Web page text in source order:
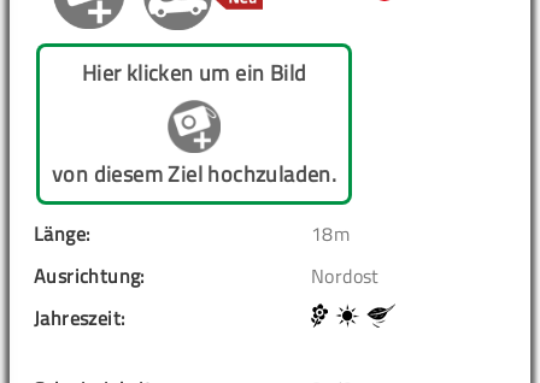
Hier klicken um ein Bild
von diesem Ziel hochzuladen.
Länge:
18m
Ausrichtung:
Nordost
Jahreszeit: